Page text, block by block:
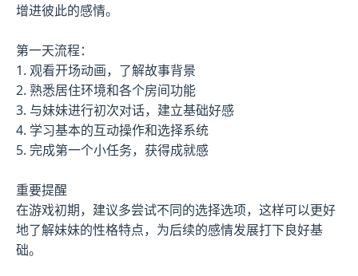
增进彼此的感情。
第一天流程：
1. 观看开场动画，了解故事背景
2. 熟悉居住环境和各个房间功能
3. 与妹妹进行初次对话，建立基础好感
4. 学习基本的互动操作和选择系统
5. 完成第一个小任务，获得成就感
重要提醒
在游戏初期，建议多尝试不同的选择选项，这样可以更好
地了解妹妹的性格特点，为后续的感情发展打下良好基
础。